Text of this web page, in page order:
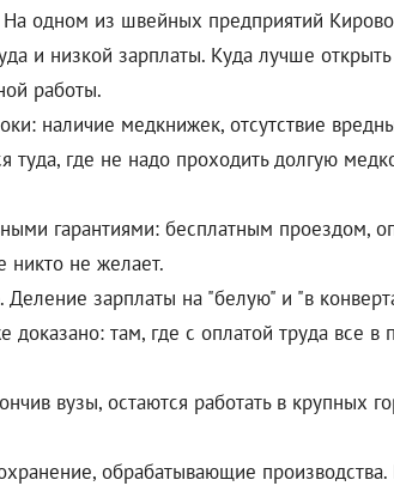
одном из швейных предприятий
и низкой зарплаты. Куда лучше
работы.
наличие медкнижек, отсутствие
туда, где не надо проходить долгую
гарантиями: бесплатным проездом,
никто не желает.
зарплаты на "белую" и "в
там, где с оплатой труда все в
вузы, остаются работать в крупных
обрабатывающие